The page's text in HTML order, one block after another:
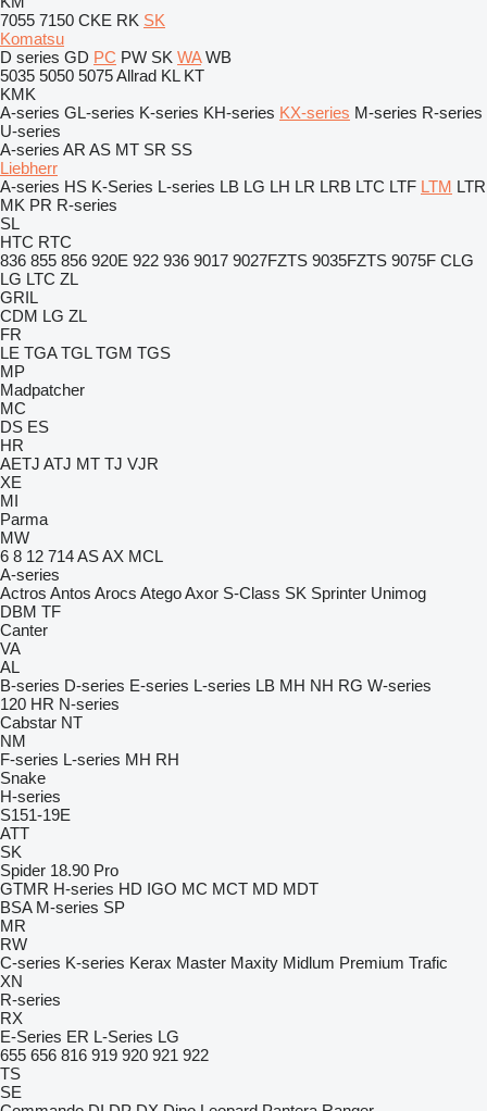
7055 7150 CKE RK SK
Komatsu
D series GD PC PW SK WA WB
5035 5050 5075Allrad KL KT
KMK
A-series GL-series K-series KH-series KX-series M-series R-series
U-series
A-series AR AS MT SR SS
Liebherr
A-series HS K-Series L-series LB LG LH LR LRB LTC LTF LTM LTR
MK PR R-series
SL
HTC RTC
836 855 856 920E 922 936 9017 9027FZTS 9035FZTS 9075F CLG
LG LTC ZL
GRIL
CDM LG ZL
FR
LE TGA TGL TGM TGS
MP
Madpatcher
MC
DS ES
HR
AETJ ATJ MT TJ VJR
XE
MI
Parma
MW
6 8 12 714ASAX MCL
A-series
Actros Antos Arocs AtegoAxor S-Class SK Sprinter Unimog
DBM TF
Canter
VA
AL
B-series D-series E-series L-series LB MH NH RG W-series
120 HR N-series
Cabstar NT
NM
F-series L-series MH RH
Snake
H-series
S151-19E
ATT
SK
Spider 18.90 Pro
GTMR H-series HD IGO MC MCT MD MDT
BSA M-series SP
MR
RW
C-series K-series Kerax Master Maxity Midlum Premium Trafic
XN
R-series
RX
E-Series ER L-Series LG
655 656 816 919 920 921 922
TS
SE